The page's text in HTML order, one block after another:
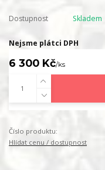
Dostupnost Skladem
Nejsme plátci DPH
6 300 Kč/ks
Číslo produktu:
Hlídat cenu / dostupnost